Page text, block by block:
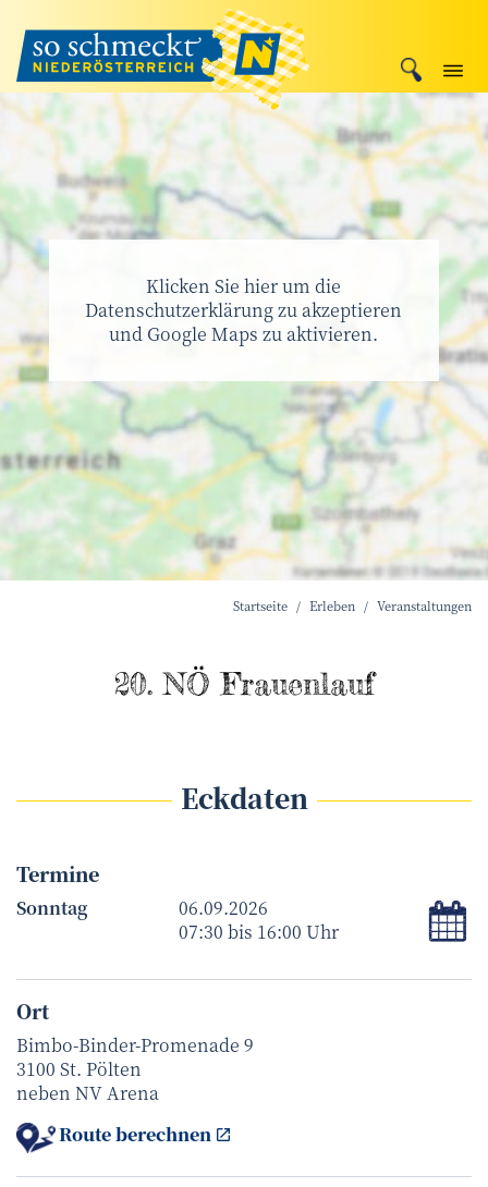
Klicken Sie hier um die
Datenschutzerklärung zu akzeptieren
und Google Maps zu aktivieren.
Startseite Erleben Veranstaltungen
20. NÖ Frauenlauf
Eckdaten
Termine
Sonntag
06.09.2026
07:30 bis 16:00 Uhr
Ort
Bimbo-Binder-Promenade 9
3100 St. Pölten
neben NV Arena
Route berechnen